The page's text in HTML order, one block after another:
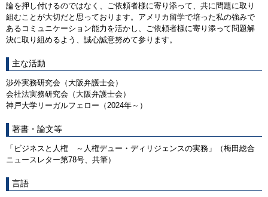
論を押し付けるのではなく、ご依頼者様に寄り添って、共に問題に取り
組むことが大切だと思っております。アメリカ留学で培った私の強みで
あるコミュニケーション能力を活かし、ご依頼者様に寄り添って問題解
決に取り組めるよう、誠心誠意努めて参ります。
主な活動
渉外実務研究会（大阪弁護士会）
会社法実務研究会（大阪弁護士会）
神戸大学リーガルフェロー（2024年～）
著書・論文等
「ビジネスと人権 ～人権デュー・ディリジェンスの実務」（梅田総合
ニュースレター第78号、共筆）
言語